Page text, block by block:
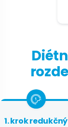
1. krok redukčný